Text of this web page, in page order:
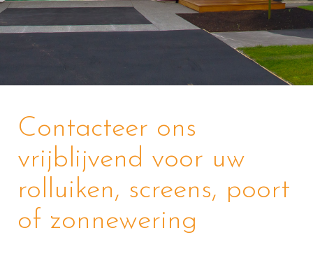
Contacteer ons
vrijblijvend voor uw
rolluiken, screens, poort
of zonnewering